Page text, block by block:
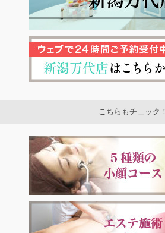
こちらもチェック！